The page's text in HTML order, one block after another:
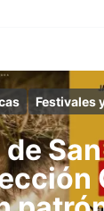
Festivales